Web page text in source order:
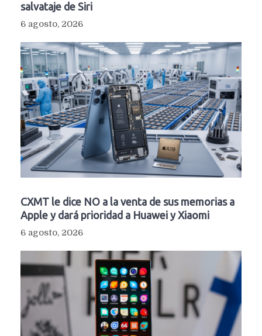
salvataje de Siri
6 agosto, 2026
CXMT le dice NO a la venta de sus memorias a
Apple y dará prioridad a Huawei y Xiaomi
6 agosto, 2026